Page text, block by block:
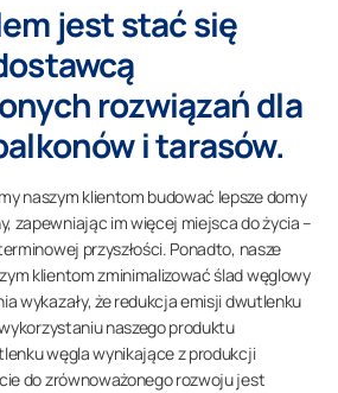
jest stać się
rozwiązań dla
i tarasów.
naszym klientom budować lepsze domy
zapewniając im więcej miejsca do życia –
przyszłości. Ponadto, nasze
klientom zminimalizować ślad węglowy
wykazały, że redukcja emisji dwutlenku
naszego produktu
węgla wynikające z produkcji
do zrównoważonego rozwoju jest